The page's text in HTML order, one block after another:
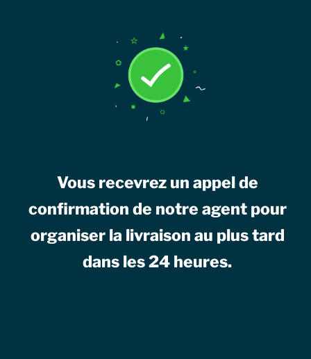
Réussite
Vous recevrez un appel de
confirmation de notre agent pour
organiser la livraison au plus tard
dans les 24 heures.